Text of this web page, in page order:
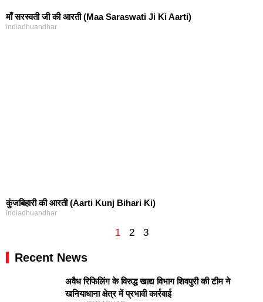
माँ सरस्वती जी की आरती (Maa Saraswati Ji Ki Aarti)
indiadhuandhar
कुंजबिहारी की आरती (Aarti Kunj Bihari Ki)
indiadhuandhar
1 2 3
Recent News
अवैध रिफिलिंग के विरुद्ध खाद्य विभाग शिवपुरी की टीम ने
खनियाधाना क्षेत्र में प्रभावी कार्रवाई